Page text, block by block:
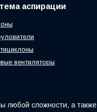
аспирации
вентиляторы
любой сложности, а